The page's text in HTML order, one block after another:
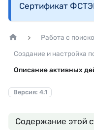
Сертификат
Работа с
Создание и настройка
Описание активных
Версия: 4.1
Содержание этой